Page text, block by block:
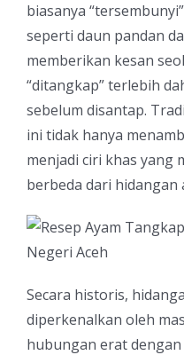
biasanya
seperti daun pandan
memberikan kesan
“ditangkap” terlebih
sebelum disantap.
ini tidak hanya
menjadi ciri khas yang
berbeda dari hidangan
Secara historis,
diperkenalkan oleh
hubungan erat